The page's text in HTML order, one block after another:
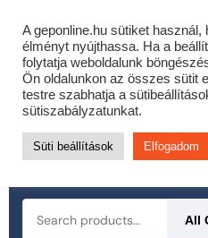
Cofidis expressz online
Most minden akciós HQ
fűrészláncot!
KERTÉSZETI – ERDÉSZETI
All
A geponline.hu sütiket használ,
élményt nyújthassa. Ha a
folytatja weboldalunk
Ön oldalunkon az összes sütit
testre szabhatja a
sütiszabályzatunkat.
Süti beállítások Elfogadom